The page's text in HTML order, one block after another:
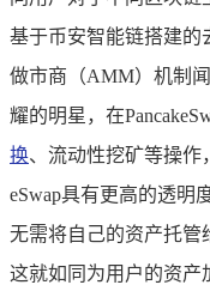
基于币安智能链搭建的
做市商（AMM）机制
耀的明星，在
换、流动性挖矿等操作
eSwap具有更高的透明
无需将自己的资产托管
这就如同为用户的资产